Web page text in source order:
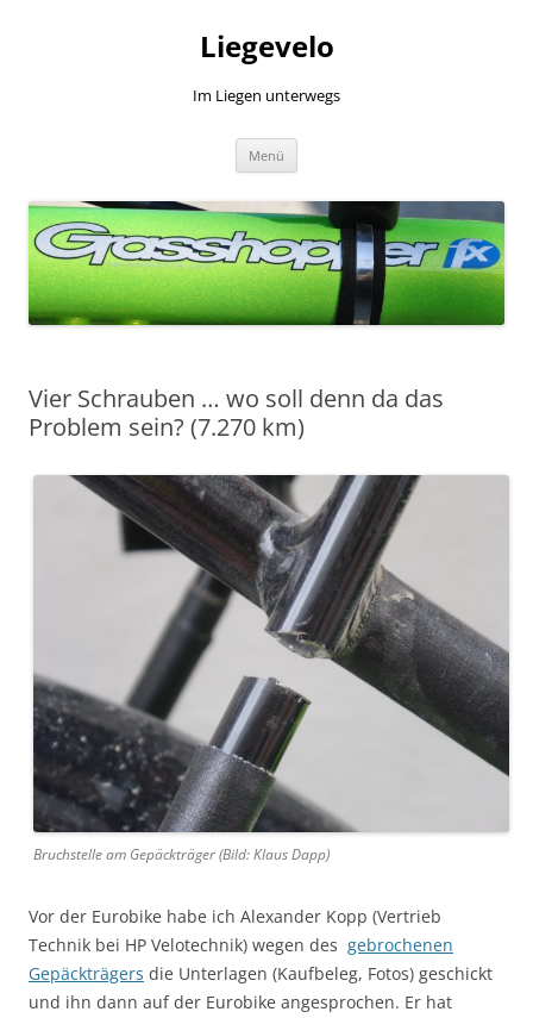
Liegevelo
Im Liegen unterwegs
Menü
Vier Schrauben … wo soll denn da das
Problem sein? (7.270 km)
Bruchstelle am Gepäckträger (Bild: Klaus Dapp)
Vor der Eurobike habe ich Alexander Kopp (Vertrieb
Technik bei HP Velotechnik) wegen des gebrochenen
Gepäckträgers die Unterlagen (Kaufbeleg, Fotos) geschickt
und ihn dann auf der Eurobike angesprochen. Er hat